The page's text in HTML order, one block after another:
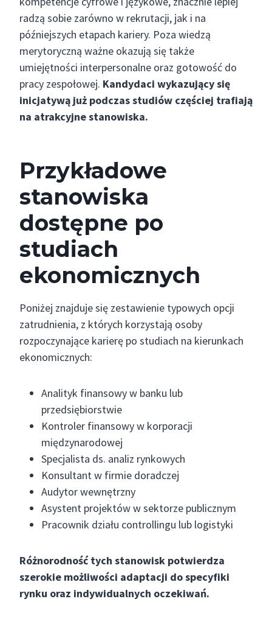
radzą sobie zarówno w rekrutacji, jak i na
późniejszych etapach kariery. Poza wiedzą
merytoryczną ważne okazują się także
umiejętności interpersonalne oraz gotowość do
pracy zespołowej. Kandydaci wykazujący się
inicjatywą już podczas studiów częściej trafiają
na atrakcyjne stanowiska.
Przykładowe
stanowiska
dostępne po
studiach
ekonomicznych
Poniżej znajduje się zestawienie typowych opcji
zatrudnienia, z których korzystają osoby
rozpoczynające karierę po studiach na kierunkach
ekonomicznych:
Analityk finansowy w banku lub
przedsiębiorstwie
Kontroler finansowy w korporacji
międzynarodowej
Specjalista ds. analiz rynkowych
Konsultant w firmie doradczej
Audytor wewnętrzny
Asystent projektów w sektorze publicznym
Pracownik działu controllingu lub logistyki
Różnorodność tych stanowisk potwierdza
szerokie możliwości adaptacji do specyfiki
rynku oraz indywidualnych oczekiwań.